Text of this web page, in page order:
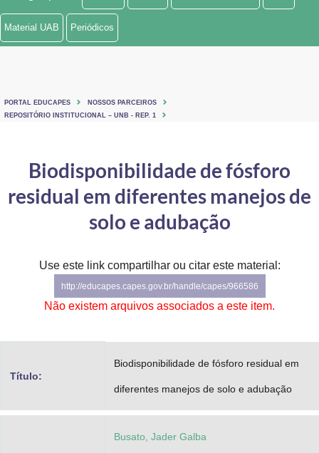
Ministério de Minas e Energia
Ministério do Turismo
Controladoria-Geral da União
Secretaria de Governo
Gabinete de Segurança Institucional
Material UAB Periódicos
PORTAL EDUCAPES
NOSSOS PARCEIROS
REPOSITÓRIO INSTITUCIONAL – UNB - REP. 1
Biodisponibilidade de fósforo
residual em diferentes manejos de
solo e adubação
Use este link compartilhar ou citar este material:
http://educapes.capes.gov.br/handle/capes/966586
Não existem arquivos associados a este item.
Título:
Biodisponibilidade de fósforo residual em
diferentes manejos de solo e adubação
Busato, Jader Galba